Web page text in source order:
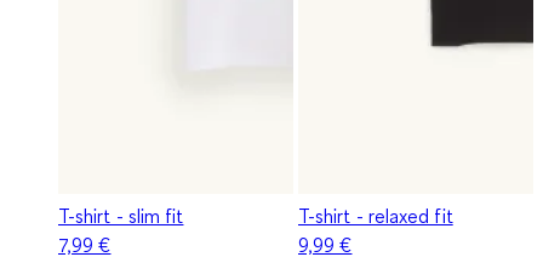
T-shirt - slim fit
7,99 €
T-shirt - relaxed fit
9,99 €